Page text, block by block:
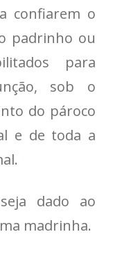
confiarem o
padrinho ou
para
sob o
do pároco
e de toda a
dado ao
madrinha.